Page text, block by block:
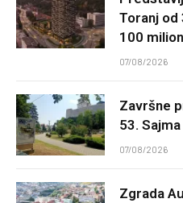
Toranj od
100
07/08/2026
Završne
53.
07/08/2026
Zgrada